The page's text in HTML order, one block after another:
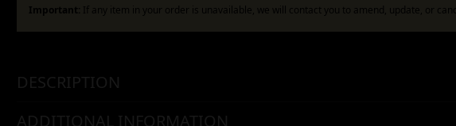
Important: If any item in your order is unavailable, we will contact you to amend, update, or
DESCRIPTION
ADDITIONAL INFORMATION